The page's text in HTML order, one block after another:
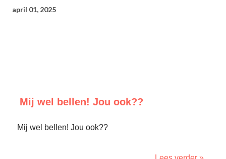
april 01, 2025
Mij wel bellen! Jou ook??
Mij wel bellen! Jou ook??